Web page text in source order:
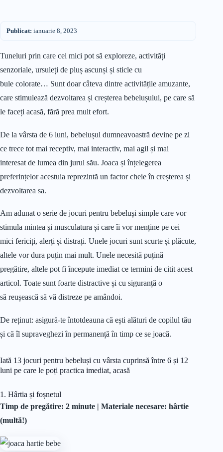
Publicat: ianuarie 8, 2023
Tuneluri prin care cei mici pot să exploreze, activități
senzoriale, ursuleți de pluș ascunși și sticle cu
bule colorate… Sunt doar câteva dintre activitățile amuzante,
care stimulează dezvoltarea și creșterea bebelușului, pe care să
le faceți acasă, fără prea mult efort.
De la vârsta de 6 luni, bebelușul dumneavoastră devine pe zi
ce trece tot mai receptiv, mai interactiv, mai agil și mai
interesat de lumea din jurul său. Joaca și înțelegerea
preferințelor acestuia reprezintă un factor cheie în creșterea și
dezvoltarea sa.
Am adunat o serie de jocuri pentru bebeluși simple care vor
stimula mintea și musculatura și care îi vor menține pe cei
mici fericiți, alerți și distrați. Unele jocuri sunt scurte și plăcute,
altele vor dura puțin mai mult. Unele necesită puțină
pregătire, altele pot fi începute imediat ce termini de citit acest
articol. Toate sunt foarte distractive și cu siguranță o
să reușească să vă distreze pe amândoi.
De reținut: asigură-te întotdeauna că ești alături de copilul tău
și că îl supraveghezi în permanență în timp ce se joacă.
Iată 13 jocuri pentru bebeluși cu vârsta cuprinsă între 6 și 12
luni pe care le poți practica imediat, acasă
1. Hârtia și foșnetul
Timp de pregătire: 2 minute | Materiale necesare: hârtie
(multă!)